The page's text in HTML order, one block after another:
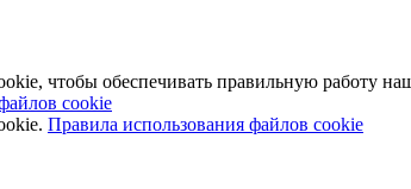
чтобы обеспечивать правильную работу
cookie
Правила использования файлов cookie